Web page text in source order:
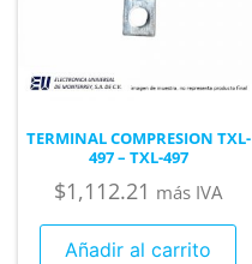
TERMINAL COMPRESION TXL-
497 – TXL-497
$1,112.21 más IVA
Añadir al carrito